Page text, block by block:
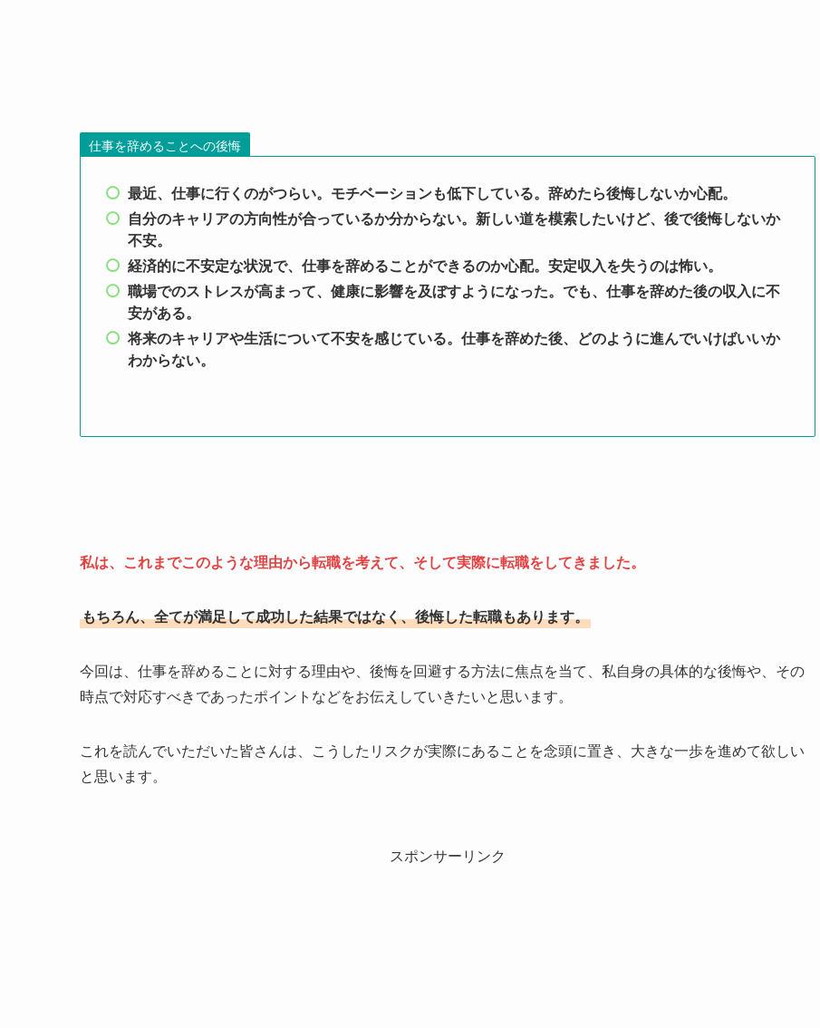
仕事を辞めることへの後悔
最近、仕事に行くのがつらい。モチベーションも低下している。辞めたら後悔しないか心配。
自分のキャリアの方向性が合っているか分からない。新しい道を模索したいけど、後で後悔しないか
不安。
経済的に不安定な状況で、仕事を辞めることができるのか心配。安定収入を失うのは怖い。
職場でのストレスが高まって、健康に影響を及ぼすようになった。でも、仕事を辞めた後の収入に不
安がある。
将来のキャリアや生活について不安を感じている。仕事を辞めた後、どのように進んでいけばいいか
わからない。
私は、これまでこのような理由から転職を考えて、そして実際に転職をしてきました。
もちろん、全てが満足して成功した結果ではなく、後悔した転職もあります。
今回は、仕事を辞めることに対する理由や、後悔を回避する方法に焦点を当て、私自身の具体的な後悔や、その
時点で対応すべきであったポイントなどをお伝えしていきたいと思います。
これを読んでいただいた皆さんは、こうしたリスクが実際にあることを念頭に置き、大きな一歩を進めて欲しい
と思います。
スポンサーリンク